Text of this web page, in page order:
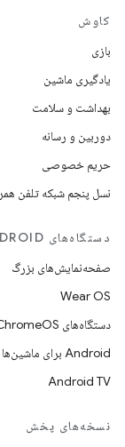
کاوش
بازی
یادگیری ماشین
بهداشت و سلامت
دوربین و رسانه
حریم خصوصی
نسل پنجم شبکه تلفن
دستگاه‌های ANDROID
صفحه‌نمایش‌های بزرگ
Wear OS
دستگاه‌های ChromeOS
Android برای ماشین‌ها
Android TV
نسخه‌های پخش